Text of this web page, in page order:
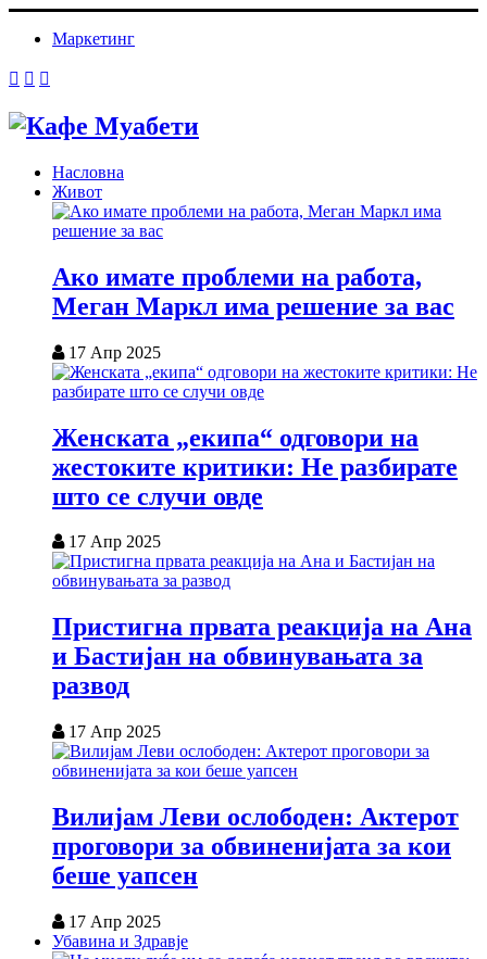
Маркетинг
Насловна
Живот
Ако имате проблеми на работа,
Меган Маркл има решение за вас
17 Апр 2025
Женската „екипа“ одговори на
жестоките критики: Не разбирате
што се случи овде
17 Апр 2025
Пристигна првата реакција на Ана
и Бастијан на обвинувањата за
развод
17 Апр 2025
Вилијам Леви ослободен: Актерот
проговори за обвиненијата за кои
беше уапсен
17 Апр 2025
Убавина и Здравје